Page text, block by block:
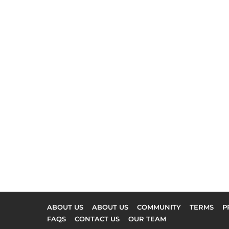
ABOUT US ABOUT US COMMUNITY TERMS
FAQS
CONTACT US OUR TEAM